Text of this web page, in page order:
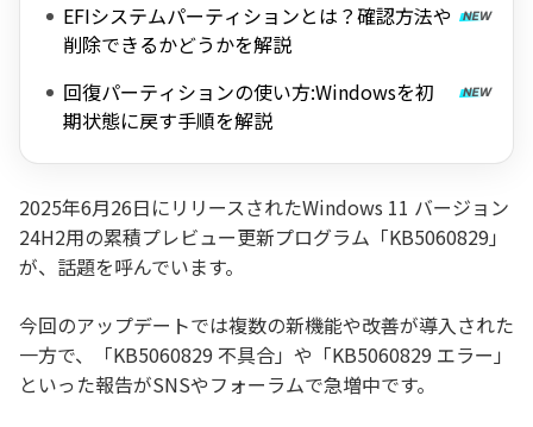
EFIシステムパーティションとは？確認方法や
削除できるかどうかを解説
回復パーティションの使い方:Windowsを初
期状態に戻す手順を解説
2025年6月26日にリリースされたWindows 11 バージョン
24H2用の累積プレビュー更新プログラム「KB5060829」
が、話題を呼んでいます。
今回のアップデートでは複数の新機能や改善が導入された
一方で、「KB5060829 不具合」や「KB5060829 エラー」
といった報告がSNSやフォーラムで急増中です。